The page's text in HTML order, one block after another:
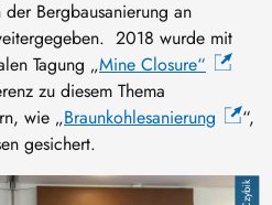
Bergbausanierung an
2018 wurde mit
Tagung „Mine Closure“
zu diesem Thema
wie „Braunkohlesanierung
“,
gesichert.